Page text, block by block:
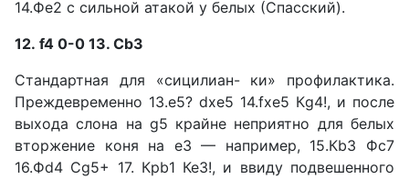
14.Фe2 с сильной атакой у белых (Спасский).
12. f4 0-0 13. Сb3
Стандартная для «сицилиан- ки» профилактика.
Преждевре­менно 13.е5? dxe5 14.fxe5 Кg4!, и после
выхода слона на g5 край­не неприятно для белых
втор­жение коня на е3 — например, 15.Кb3 Фc7
16.Фd4 Сg5+ 17. Крb1 Ке3!, и ввиду подвешенного